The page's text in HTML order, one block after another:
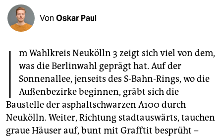
unterstützen
abo
epaper login
Von Oskar Paul
I
m Wahlkreis Neukölln 3 zeigt sich viel von dem,
was die Berlinwahl geprägt hat. Auf der
Sonnenallee, jenseits des S-Bahn-Rings, wo die
Außenbezirke beginnen, gräbt sich die
Baustelle der asphaltschwarzen A100 durch
Neukölln. Weiter, Richtung stadtauswärts, tauchen
graue Häuser auf, bunt mit Grafftit besprüht –